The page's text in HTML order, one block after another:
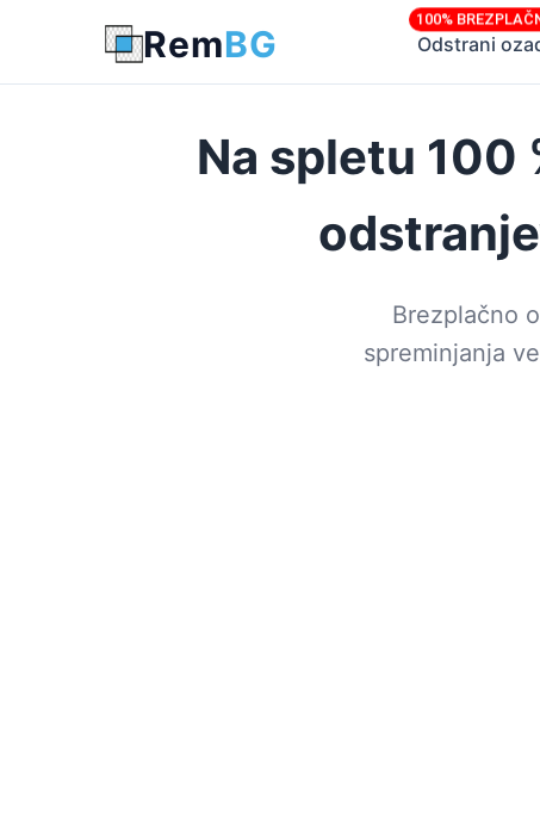
RemBG Odstrani
100%
Na spletu 100
Brezplačno
spreminjanja